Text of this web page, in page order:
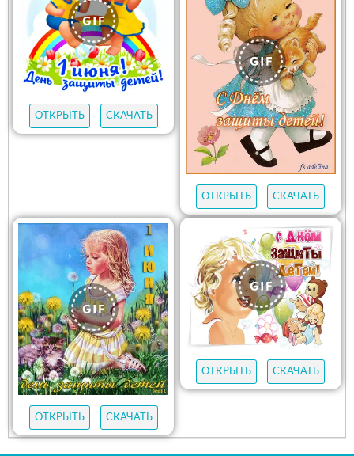
ОТКРЫТЬ СКАЧАТЬ
ОТКРЫТЬ СКАЧАТЬ
ОТКРЫТЬ СКАЧАТЬ
ОТКРЫТЬ СКАЧАТЬ